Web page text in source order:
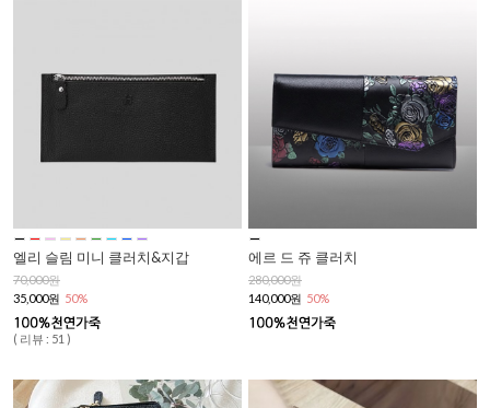
엘리 슬림 미니 클러치&지갑
70,000원
35,000원 50%
( 리뷰 : 51 )
에르 드 쥬 클러치
280,000원
140,000원 50%